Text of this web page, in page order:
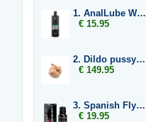
1. AnalLube Water Based 500ml
€ 15.95
2. Dildo pussy and ass
€ 149.95
3. Spanish Fly Strong
€ 19.95